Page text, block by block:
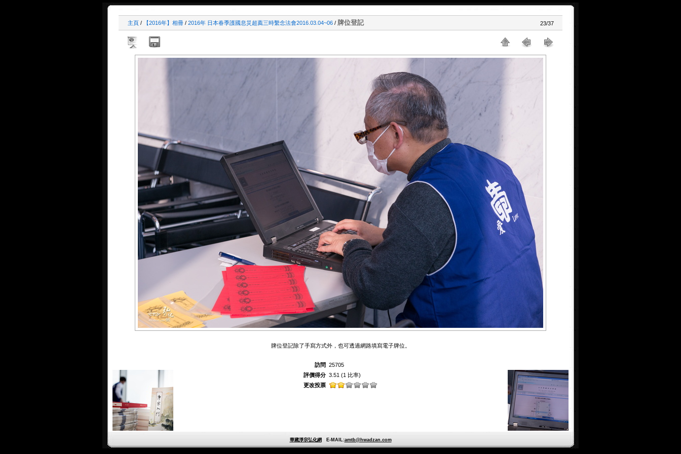
主頁 / 【2016年】相冊 / 2016年 日本春季護國息災超薦三時繫念法會2016.03.04~06 / 牌位登記 23/37
牌位登記除了手寫方式外，也可透過網路填寫電子牌位。
訪問 25705
評價得分 3.51 (1 比率)
更改投票
華藏淨宗弘化網E-MAIL:amtb@hwadzan.com